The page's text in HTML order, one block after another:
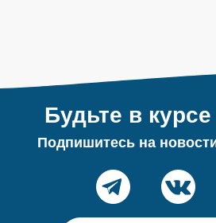
Подпишитесь на
Будьте в